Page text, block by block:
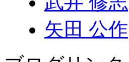
矢田 公作